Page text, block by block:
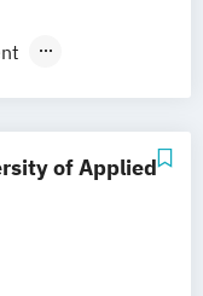
of Applied